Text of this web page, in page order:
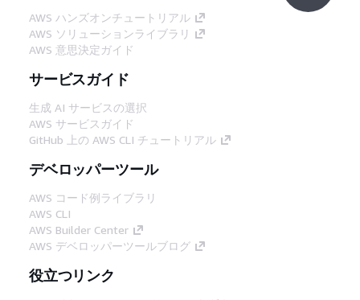
AWS ハンズオンチュートリアル
AWS ソリューションライブラリ
AWS 意思決定ガイド
サービスガイド
生成 AI サービスの選択
AWS サービスガイド
GitHub 上の AWS CLI チュートリアル
デベロッパーツール
AWS コード例ライブラリ
AWS CLI
AWS Builder Center
AWS デベロッパーツールブログ
役立つリンク